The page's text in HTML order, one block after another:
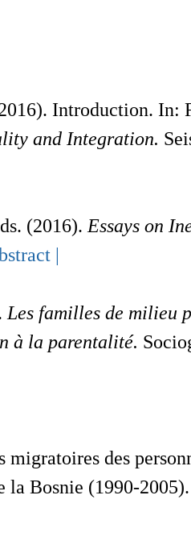
Introduction. In:
and Integration.
(2016). Essays on
|
Les familles de milieu
à la parentalité.
des
la Bosnie (1990-2005).